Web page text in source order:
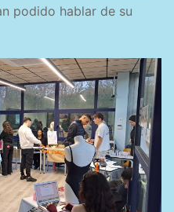
podido hablar de su